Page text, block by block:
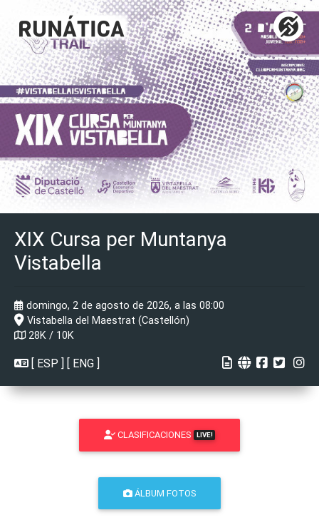
XIX Cursa per Muntanya
Vistabella
domingo, 2 de agosto de 2026, a las 08:00
Vistabella del Maestrat (Castellón)
28K / 10K
[ ESP ] [ ENG ]
CLASIFICACIONES LIVE!
ÁLBUM FOTOS